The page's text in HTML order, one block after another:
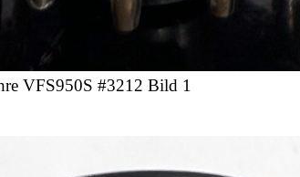
VFS950S #3212 Bild 1